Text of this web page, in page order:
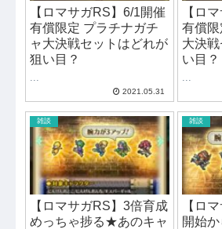
【ロマサガRS】6/1開催
有償限定 プラチナガチ
ャ大決戦セットはどれが
狙い目？
2021.05.31
【ロ
有償
大決
い目？
雑談
【ロマサガRS】3倍育成
めっちゃ捗る★あのキャ
雑談
【ロ
開始